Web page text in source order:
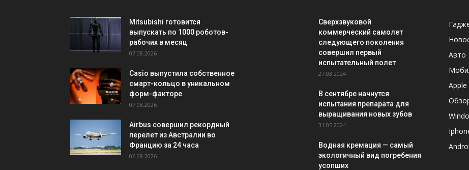
Mitsubishi готовится
выпускать по 1000 роботов-
рабочих в месяц
07.08.2026
Casio выпустила собственное
смарт-кольцо в уникальном
форм-факторе
07.08.2026
Airbus совершил рекордный
перелет из Австралии во
Францию за 24 часа
06.08.2026
Сверхзвуковой
коммерческий самолет
следующего поколения
совершил первый
испытательный полет
27.03.2024
В сентябре начнутся
испытания препарата для
выращивания новых зубов
31.05.2024
Водная кремация — самый
экологичный вид погребения
усопших
Авто
Apple